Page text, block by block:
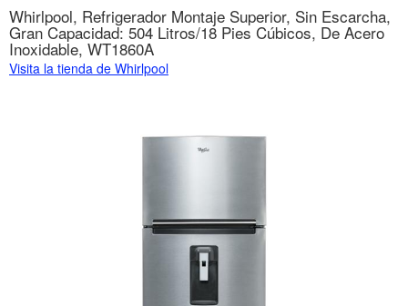
Whirlpool, Refrigerador Montaje Superior, Sin Escarcha,
Gran Capacidad: 504 Litros/18 Pies Cúbicos, De Acero
Inoxidable, WT1860A
Visita la tienda de Whirlpool